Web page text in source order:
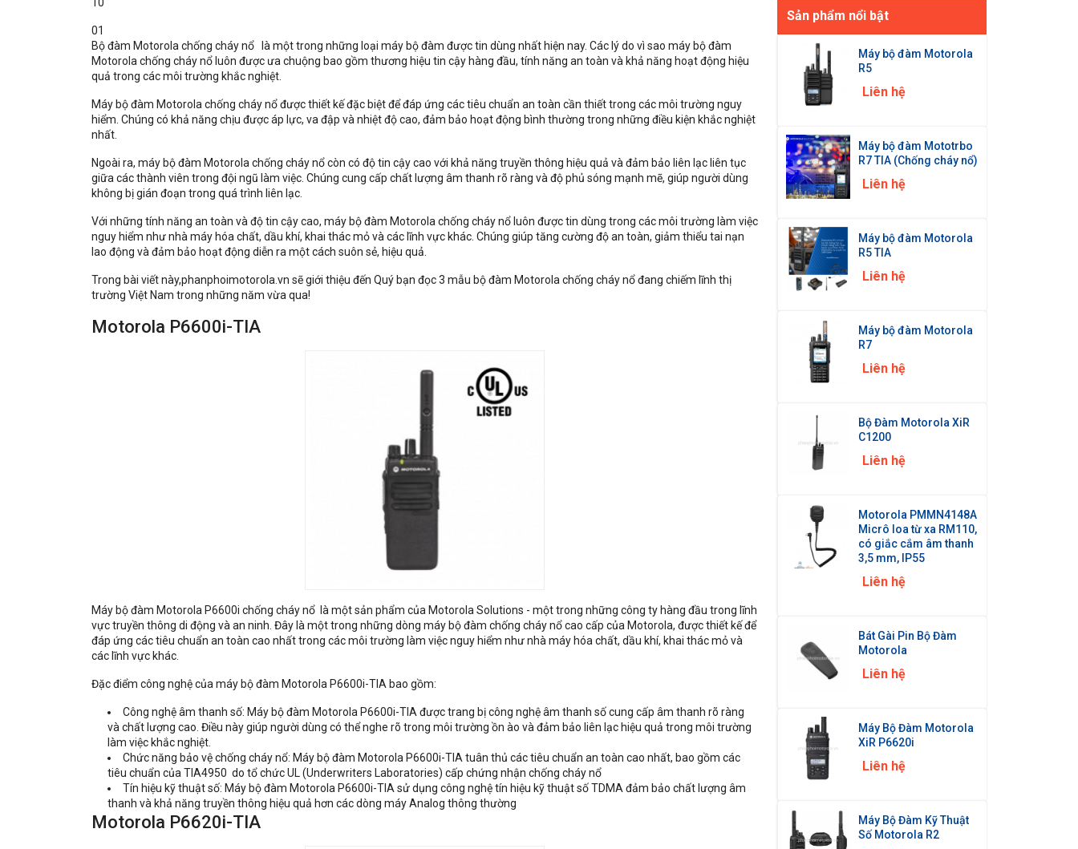
01
Bộ đàm Motorola chống cháy nổ là một trong những loại máy bộ đàm được tin dùng nhất hiện nay. Các lý do vì sao máy bộ đàm
Motorola chống cháy nổ luôn được ưa chuộng bao gồm thương hiệu tin cậy hàng đầu, tính năng an toàn và khả năng hoạt động hiệu
quả trong các môi trường khắc nghiệt.
Máy bộ đàm Motorola chống cháy nổ được thiết kế đặc biệt để đáp ứng các tiêu chuẩn an toàn cần thiết trong các môi trường nguy
hiểm. Chúng có khả năng chịu được áp lực, va đập và nhiệt độ cao, đảm bảo hoạt động bình thường trong những điều kiện khắc nghiệt
nhất.
Ngoài ra, máy bộ đàm Motorola chống cháy nổ còn có độ tin cậy cao với khả năng truyền thông hiệu quả và đảm bảo liên lạc liên tục
giữa các thành viên trong đội ngũ làm việc. Chúng cung cấp chất lượng âm thanh rõ ràng và độ phủ sóng mạnh mẽ, giúp người dùng
không bị gián đoạn trong quá trình liên lạc.
Với những tính năng an toàn và độ tin cậy cao, máy bộ đàm Motorola chống cháy nổ luôn được tin dùng trong các môi trường làm việc
nguy hiểm như nhà máy hóa chất, dầu khí, khai thác mỏ và các lĩnh vực khác. Chúng giúp tăng cường độ an toàn, giảm thiểu tai nạn
lao động và đảm bảo hoạt động diễn ra một cách suôn sẻ, hiệu quả.
Trong bài viết này,phanphoimotorola.vn sẽ giới thiệu đến Quý bạn đọc 3 mẫu bộ đàm Motorola chống cháy nổ đang chiếm lĩnh thị
trường Việt Nam trong những năm vừa qua!
Motorola P6600i-TIA
Máy bộ đàm Motorola P6600i chống cháy nổ là một sản phẩm của Motorola Solutions - một trong những công ty hàng đầu trong lĩnh
vực truyền thông di động và an ninh. Đây là một trong những dòng máy bộ đàm chống cháy nổ cao cấp của Motorola, được thiết kế để
đáp ứng các tiêu chuẩn an toàn cao nhất trong các môi trường làm việc nguy hiểm như nhà máy hóa chất, dầu khí, khai thác mỏ và
các lĩnh vực khác.
Đặc điểm công nghệ của máy bộ đàm Motorola P6600i-TIA bao gồm:
Công nghệ âm thanh số: Máy bộ đàm Motorola P6600i-TIA được trang bị công nghệ âm thanh số cung cấp âm thanh rõ ràng
và chất lượng cao. Điều này giúp người dùng có thể nghe rõ trong môi trường ồn ào và đảm bảo liên lạc hiệu quả trong môi trường
làm việc khắc nghiệt.
Chức năng bảo vệ chống cháy nổ: Máy bộ đàm Motorola P6600i-TIA tuân thủ các tiêu chuẩn an toàn cao nhất, bao gồm các
tiêu chuẩn của TIA4950 do tổ chức UL (Underwriters Laboratories) cấp chứng nhận chống cháy nổ
Tín hiệu kỹ thuật số: Máy bộ đàm Motorola P6600i-TIA sử dụng công nghệ tín hiệu kỹ thuật số TDMA đảm bảo chất lượng âm
thanh và khả năng truyền thông hiệu quả hơn các dòng máy Analog thông thường
Motorola P6620i-TIA
Sản phẩm nổi bật
Máy bộ đàm Motorola
R5
Liên hệ
Máy bộ đàm Mototrbo
R7 TIA (Chống cháy nổ)
Liên hệ
Máy bộ đàm Motorola
R5 TIA
Liên hệ
Máy bộ đàm Motorola
R7
Liên hệ
Bộ Đàm Motorola XiR
C1200
Liên hệ
Motorola PMMN4148A
Micrô loa từ xa RM110,
có giắc cắm âm thanh
3,5 mm, IP55
Liên hệ
Bát Gài Pin Bộ Đàm
Motorola
Liên hệ
Máy Bộ Đàm Motorola
XiR P6620i
Liên hệ
Máy Bộ Đàm Kỹ Thuật
Số Motorola R2